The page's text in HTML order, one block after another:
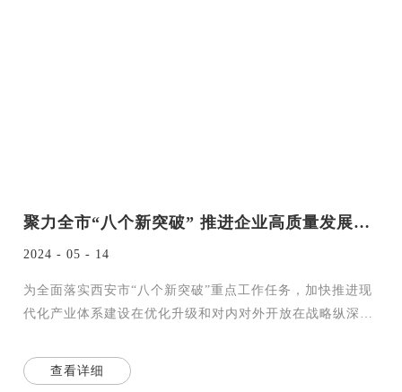
聚力全市“八个新突破” 推进企业高质量发展——西安商贸物流集团赴西安浐灞国际港参观学习
2024 - 05 - 14
为全面落实西安市“八个新突破”重点工作任务，加快推进现
代化产业体系建设在优化升级和对内对外开放在战略纵深上
查看详细